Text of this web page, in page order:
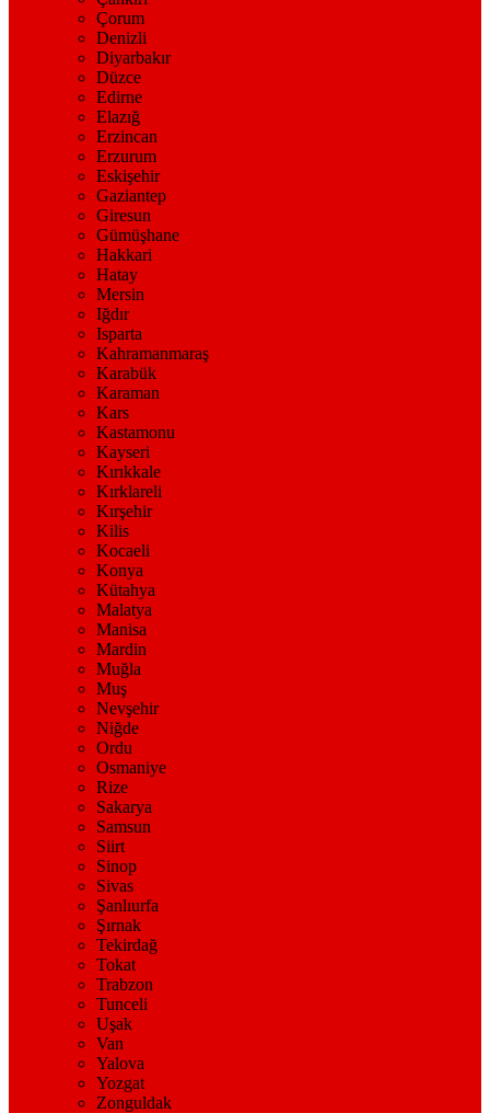
Çorum
Denizli
Diyarbakır
Düzce
Edirne
Elazığ
Erzincan
Erzurum
Eskişehir
Gaziantep
Giresun
Gümüşhane
Hakkari
Hatay
Mersin
Iğdır
Isparta
Kahramanmaraş
Karabük
Karaman
Kars
Kastamonu
Kayseri
Kırıkkale
Kırklareli
Kırşehir
Kilis
Kocaeli
Konya
Kütahya
Malatya
Manisa
Mardin
Muğla
Muş
Nevşehir
Niğde
Ordu
Osmaniye
Rize
Sakarya
Samsun
Siirt
Sinop
Sivas
Şanlıurfa
Şırnak
Tekirdağ
Tokat
Trabzon
Tunceli
Uşak
Van
Yalova
Yozgat
Zonguldak